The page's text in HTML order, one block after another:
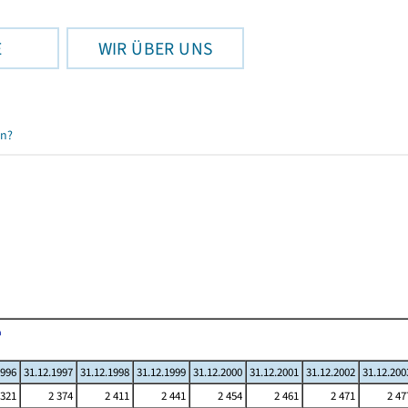
WIR ÜBER UNS
31.12.1997 31.12.1998 31.12.1999 31.12.2000 31.12.2001 31.12.2002
2 374 2 411 2 441 2 454 2 461 2 471
2